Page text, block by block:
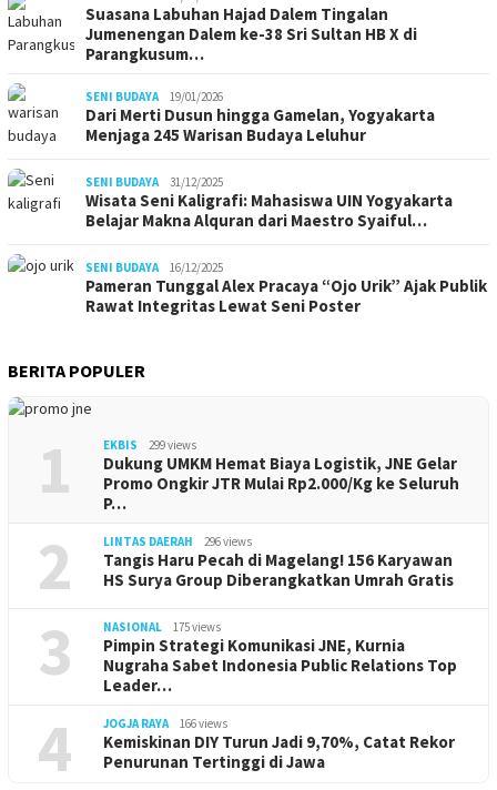
Suasana Labuhan Hajad Dalem Tingalan
Jumenengan Dalem ke-38 Sri Sultan HB X di
Parangkusum…
SENI BUDAYA 19/01/2026
Dari Merti Dusun hingga Gamelan, Yogyakarta
Menjaga 245 Warisan Budaya Leluhur
SENI BUDAYA 31/12/2025
Wisata Seni Kaligrafi: Mahasiswa UIN Yogyakarta
Belajar Makna Alquran dari Maestro Syaiful…
SENI BUDAYA 16/12/2025
Pameran Tunggal Alex Pracaya “Ojo Urik” Ajak Publik
Rawat Integritas Lewat Seni Poster
BERITA POPULER
1 EKBIS 299 views
Dukung UMKM Hemat Biaya Logistik, JNE Gelar
Promo Ongkir JTR Mulai Rp2.000/Kg ke Seluruh
P…
2 LINTAS DAERAH 296 views
Tangis Haru Pecah di Magelang! 156 Karyawan
HS Surya Group Diberangkatkan Umrah Gratis
3 NASIONAL 175 views
Pimpin Strategi Komunikasi JNE, Kurnia
Nugraha Sabet Indonesia Public Relations Top
Leader…
4 JOGJA RAYA 166 views
Kemiskinan DIY Turun Jadi 9,70%, Catat Rekor
Penurunan Tertinggi di Jawa